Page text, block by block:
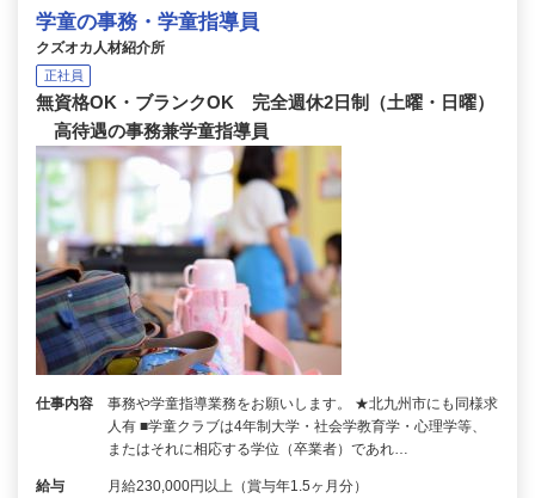
学童の事務・学童指導員
クズオカ人材紹介所
正社員
無資格OK・ブランクOK 完全週休2日制（土曜・日曜）
高待遇の事務兼学童指導員
仕事内容
事務や学童指導業務をお願いします。 ★北九州市にも同様求
人有 ■学童クラブは4年制大学・社会学教育学・心理学等、
またはそれに相応する学位（卒業者）であれ…
給与 月給230,000円以上（賞与年1.5ヶ月分）